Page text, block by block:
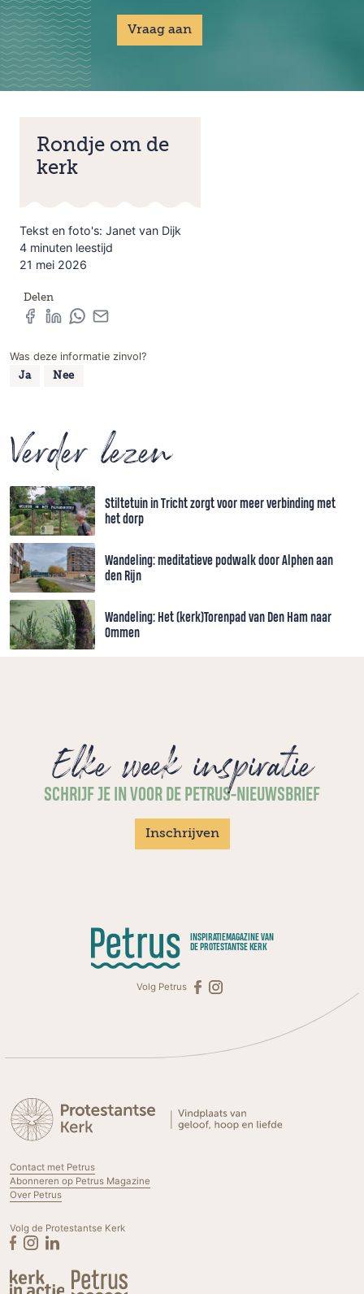
Vraag aan
Rondje om de
kerk
Tekst en foto's: Janet van Dijk
4 minuten leestijd
21 mei 2026
Delen
Was deze informatie zinvol?
Ja Nee
Verder lezen
Stiltetuin in Tricht zorgt voor meer verbinding met
het dorp
Wandeling: meditatieve podwalk door Alphen aan
den Rijn
Wandeling: Het (kerk)Torenpad van Den Ham naar
Ommen
Elke week inspiratie
SCHRIJF JE IN VOOR DE PETRUS-NIEUWSBRIEF
Inschrijven
INSPIRATIEMAGAZINE VAN
DE PROTESTANTSE KERK
Volg Petrus
Contact met Petrus
Abonneren op Petrus Magazine
Over Petrus
Volg de Protestantse Kerk